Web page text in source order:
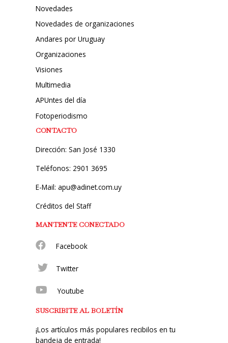
Novedades
Novedades de organizaciones
Andares por Uruguay
Organizaciones
Visiones
Multimedia
APUntes del día
Fotoperiodismo
CONTACTO
Dirección: San José 1330
Teléfonos: 2901 3695
E-Mail: apu@adinet.com.uy
Créditos del Staff
MANTENTE CONECTADO
Facebook
Twitter
Youtube
SUSCRIBITE AL BOLETÍN
¡Los artículos más populares recibilos en tu
bandeja de entrada!